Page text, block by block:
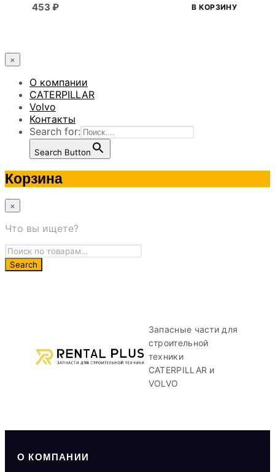
453 ₽ В КОРЗИНУ
×
О компании
CATERPILLAR
Volvo
Контакты
Search for:
Search Button
Корзина
×
Что вы ищете?
Запасные части для
строительной
техники
CATERPILLAR и
VOLVO
О КОМПАНИИ